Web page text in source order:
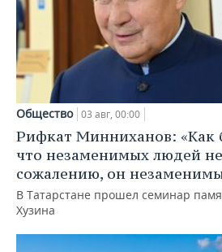
Общество 03 авг, 00:00
Рифкат Минниханов: «Как
что незаменимых людей
сожалению, он
В Татарстане прошел семинар
Хузина